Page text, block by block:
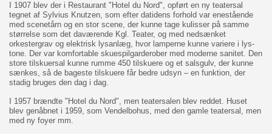
I 1907 blev der i Restaurant "Hotel du Nord", opført en ny teatersal
tegnet af Sylvius Knutzen, som efter datidens forhold var enestående
med scenetårn og en stor scene, der kunne tage kulisser på samme
størrelse som det daværende Kgl. Teater, og med nedsænket
orkestergrav og elektrisk lysanlæg, hvor lamperne kunne variere i lys-
tone. Der var komfortable skuespilgarderober med moderne sanitet. Den
store tilskuersal kunne rumme 450 tilskuere og et salsgulv, der kunne
sænkes, så de bageste tilskuere får bedre udsyn – en funktion, der
stadig bruges den dag i dag.
I 1957 brændte "Hotel du Nord", men teatersalen blev reddet. Huset
blev genåbnet i 1959, som Vendelbohus, med den gamle teatersal, men
med ny foyer mm.